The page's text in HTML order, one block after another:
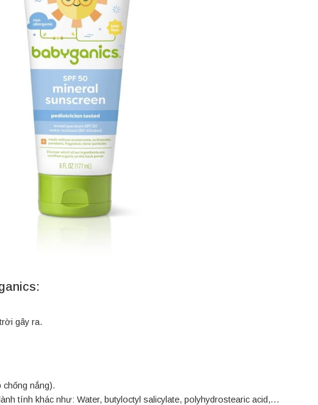
gây ra.
chống nắng).
tính khác như: Water, butyloctyl salicylate, polyhydrostearic acid,…